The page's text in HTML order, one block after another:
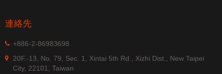
連絡先
+886-2-86983698
20F.-13, No. 79, Sec. 1, Xintai 5th Rd., Xizhi Dist., New Taipei
City, 22101, Taiwan